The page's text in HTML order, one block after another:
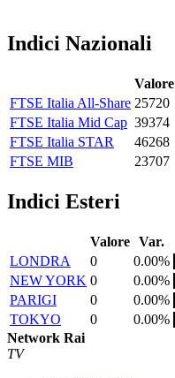
Indici Nazionali
Valore
FTSE Italia All-Share 25720
FTSE Italia Mid Cap 39374
FTSE Italia STAR
46268
FTSE MIB
23707
Indici Esteri
Valore Var.
LONDRA
0
0.00%
NEW YORK 0
0.00%
PARIGI
0
0.00%
TOKYO
0
0.00%
Network Rai
TV